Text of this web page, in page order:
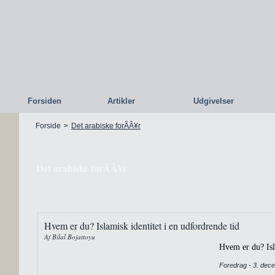
Forsiden Artikler Udgivelser
Forside > Det arabiske forÃÂ¥r
Hvem er du? Islamisk identitet i en udfordrende tid
Af Bilal Bojattoyu
Hvem er du?
Foredrag - 3.